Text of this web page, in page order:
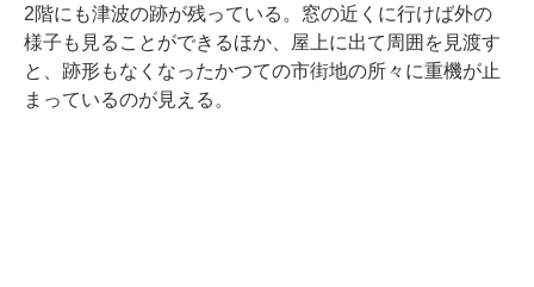
2階にも津波の跡が残っている。窓の近くに行けば外の
様子も見ることができるほか、屋上に出て周囲を見渡す
と、跡形もなくなったかつての市街地の所々に重機が止
まっているのが見える。